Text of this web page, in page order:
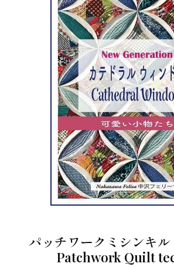
パッチワークミシンキル
Patchwork Quilt